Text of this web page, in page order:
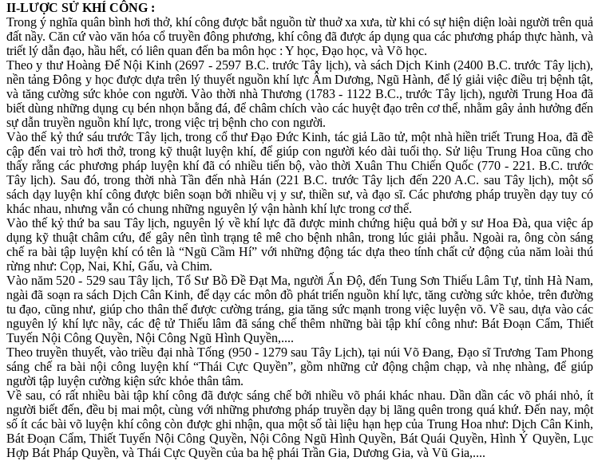
II-LƯỢC SỬ KHÍ CÔNG :
Trong ý nghĩa quân bình hơi thở, khí công được bắt nguồn từ thuở xa xưa, từ khi có sự hiện diện loài người trên quả
đất nầy. Căn cứ vào văn hóa cổ truyền đông phương, khí công đã được áp dụng qua các phương pháp thực hành, và
triết lý dẫn đạo, hầu hết, có liên quan đến ba môn học : Y học, Đạo học, và Võ học.
Theo y thư Hoàng Đế Nội Kinh (2697 - 2597 B.C. trước Tây lịch), và sách Dịch Kinh (2400 B.C. trước Tây lịch),
nền tảng Đông y học được dựa trên lý thuyết nguồn khí lực Âm Dương, Ngũ Hành, để lý giải việc điều trị bệnh tật,
và tăng cường sức khỏe con người. Vào thời nhà Thương (1783 - 1122 B.C., trước Tây lịch), người Trung Hoa đã
biết dùng những dụng cụ bén nhọn bằng đá, để châm chích vào các huyệt đạo trên cơ thể, nhằm gây ảnh hưởng đến
sự dẫn truyền nguồn khí lực, trong việc trị bệnh cho con người.
Vào thế kỷ thứ sáu trước Tây lịch, trong cổ thư Đạo Đức Kinh, tác giả Lão tử, một nhà hiền triết Trung Hoa, đã đề
cập đến vai trò hơi thở, trong kỹ thuật luyện khí, để giúp con người kéo dài tuổi thọ. Sử liệu Trung Hoa cũng cho
thấy rằng các phương pháp luyện khí đã có nhiều tiến bộ, vào thời Xuân Thu Chiến Quốc (770 - 221. B.C. trước
Tây lịch). Sau đó, trong thời nhà Tần đến nhà Hán (221 B.C. trước Tây lịch đến 220 A.C. sau Tây lịch), một số
sách dạy luyện khí công được biên soạn bởi nhiều vị y sư, thiền sư, và đạo sĩ. Các phương pháp truyền dạy tuy có
khác nhau, nhưng vẫn có chung những nguyên lý vận hành khí lực trong cơ thể.
Vào thế kỷ thứ ba sau Tây lịch, nguyên lý về khí lực đã được minh chứng hiệu quả bởi y sư Hoa Đà, qua việc áp
dụng kỹ thuật châm cứu, để gây nên tình trạng tê mê cho bệnh nhân, trong lúc giải phẫu. Ngoài ra, ông còn sáng
chế ra bài tập luyện khí có tên là “Ngũ Cầm Hí” với những động tác dựa theo tính chất cử động của năm loài thú
rừng như: Cọp, Nai, Khỉ, Gấu, và Chim.
Vào năm 520 - 529 sau Tây lịch, Tổ Sư Bồ Đề Đạt Ma, người Ấn Độ, đến Tung Sơn Thiếu Lâm Tự, tỉnh Hà Nam,
ngài đã soạn ra sách Dịch Cân Kinh, để dạy các môn đồ phát triển nguồn khí lực, tăng cường sức khỏe, trên đường
tu đạo, cũng như, giúp cho thân thể được cường tráng, gia tăng sức mạnh trong việc luyện võ. Về sau, dựa vào các
nguyên lý khí lực nầy, các đệ tử Thiếu lâm đã sáng chế thêm những bài tập khí công như: Bát Đoạn Cẩm, Thiết
Tuyến Nội Công Quyền, Nội Công Ngũ Hình Quyền,....
Theo truyền thuyết, vào triều đại nhà Tống (950 - 1279 sau Tây Lịch), tại núi Võ Đang, Đạo sĩ Trương Tam Phong
sáng chế ra bài nội công luyện khí “Thái Cực Quyền”, gồm những cử động chậm chạp, và nhẹ nhàng, để giúp
người tập luyện cường kiện sức khỏe thân tâm.
Về sau, có rất nhiều bài tập khí công đã được sáng chế bởi nhiều võ phái khác nhau. Dần dần các võ phái nhỏ, ít
người biết đến, đều bị mai một, cùng với những phương pháp truyền dạy bị lãng quên trong quá khứ. Đến nay, một
số ít các bài võ luyện khí công còn được ghi nhận, qua một số tài liệu hạn hẹp của Trung Hoa như: Dịch Cân Kinh,
Bát Đoạn Cẩm, Thiết Tuyến Nội Công Quyền, Nội Công Ngũ Hình Quyền, Bát Quái Quyền, Hình Ý Quyền, Lục
Hợp Bát Pháp Quyền, và Thái Cực Quyền của ba hệ phái Trần Gia, Dương Gia, và Vũ Gia,....